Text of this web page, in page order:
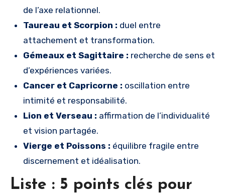
de l’axe relationnel.
Taureau et Scorpion : duel entre
attachement et transformation.
Gémeaux et Sagittaire : recherche de sens et
d’expériences variées.
Cancer et Capricorne : oscillation entre
intimité et responsabilité.
Lion et Verseau : affirmation de l’individualité
et vision partagée.
Vierge et Poissons : équilibre fragile entre
discernement et idéalisation.
Liste : 5 points clés pour